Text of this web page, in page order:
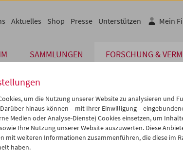
SAMMLUNGEN FORSCHUNG &
Aktuelles Shop Presse Unterstützen Mein
Werner Schroeter
(19.11.1975)
U-matic Low-Band
um die Nutzung unserer Website zu analysieren und
hinaus können – mit Ihrer Einwilligung –
Medien oder Analyse-Dienste) Cookies einsetzen, um
Ihre Nutzung unserer Website auszuwerten. Diese
mit weiteren Informationen zusammenführen, die diese im
haben.